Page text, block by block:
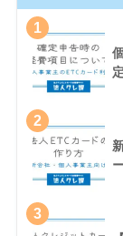
1
2
3